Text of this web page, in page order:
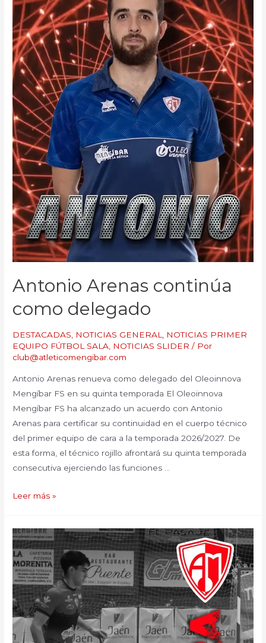
Antonio Arenas continúa
como delegado
DESTACADAS, NOTICIAS GENERAL, NOTICIAS PRIMER
EQUIPO FÚTBOL SALA, NOTICIAS SLIDER / Por
club@atleticomengibar.com
Antonio Arenas renueva como delegado del Oleoinnova
Mengíbar FS en su quinta temporada El Oleoinnova
Mengíbar FS ha alcanzado un acuerdo con Antonio
Arenas para certificar su continuidad en el cuerpo técnico
del primer equipo de cara a la temporada 2026/2027. De
esta forma, el técnico rojillo afrontará su quinta temporada
consecutiva ejerciendo las funciones …
Leer más »